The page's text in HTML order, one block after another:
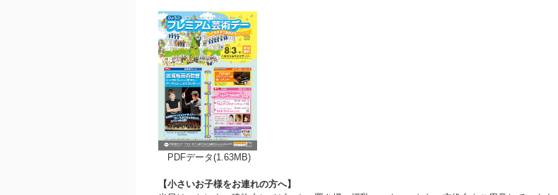
PDFデータ(1.63MB)
【小さいお子様をお連れの方へ】